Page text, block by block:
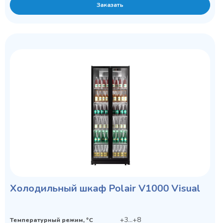
Заказать
Холодильный шкаф Polair V1000 Visual
Температурный режим, °C +3...+8